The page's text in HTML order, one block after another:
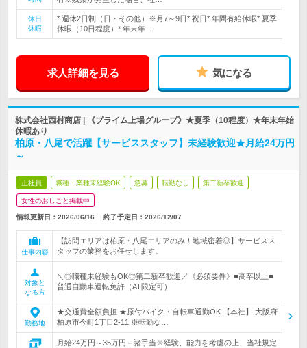
休日
休暇
* 週休2日制（日・その他）※月7～9日* 祝日* 年間有給休暇* 夏季
休暇（10日程度）* 年末年…
求人詳細を見る 気になる
株式会社西村商店 | 《プライム上場グループ》★夏季（10程度）★年末年始
休暇あり
柏原・八尾で活躍【サービススタッフ】未経験歓迎★月給24万円
～
正社員 職種・業種未経験OK 急募 転勤なし 第二新卒歓迎
女性のおしごと掲載中
情報更新日：2026/06/16 終了予定日： 2026/12/07
仕事内容
【訪問エリアは柏原・八尾エリアのみ！地域密着◎】サービスス
タッフの業務をお任せします。
対象と
なる方
＼◎職種未経験もOK◎第二新卒歓迎／《必須要件》■高卒以上■
普通自動車運転免許（AT限定可）
勤務地
★交通費全額負担 ★原付バイク・自転車通勤OK 【本社】 大阪府
柏原市今町1丁目2-11 ※転勤な…
月給24万円～35万円＋諸手当※経験、能力を考慮の上、当社規定